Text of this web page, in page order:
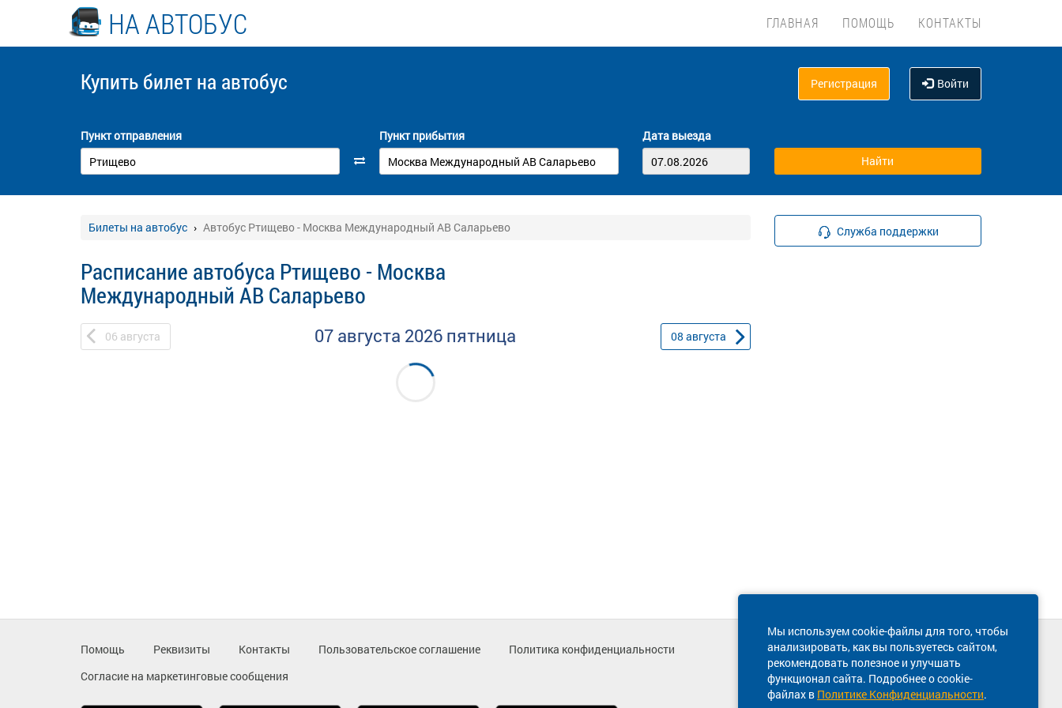
НА АВТОБУС ГЛАВНАЯ ПОМОЩЬ КОНТАКТЫ
Купить билет на автобус Регистрация Войти
Пункт отправления Пункт прибытия Дата выезда
Билеты на автобус Автобус Ртищево - Москва Международный АВ Саларьево
Расписание автобуса Ртищево - Москва
Международный АВ Саларьево
06 августа 07 августа 2026 пятница 08 августа
Служба поддержки
Мы используем cookie-файлы для того, чтобы
анализировать, как вы пользуетесь сайтом,
рекомендовать полезное и улучшать
функционал сайта. Подробнее о cookie-
файлах в Политике Конфиденциальности.
Помощь Реквизиты Контакты Пользовательское соглашение
Политика конфиденциальности
Согласие на маркетинговые сообщения
Техническая поддержка сайта
8 800 600-03-38